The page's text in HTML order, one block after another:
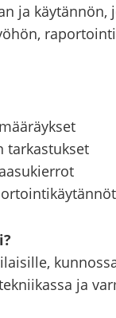
ja
tar­kas­tuk­set
ja